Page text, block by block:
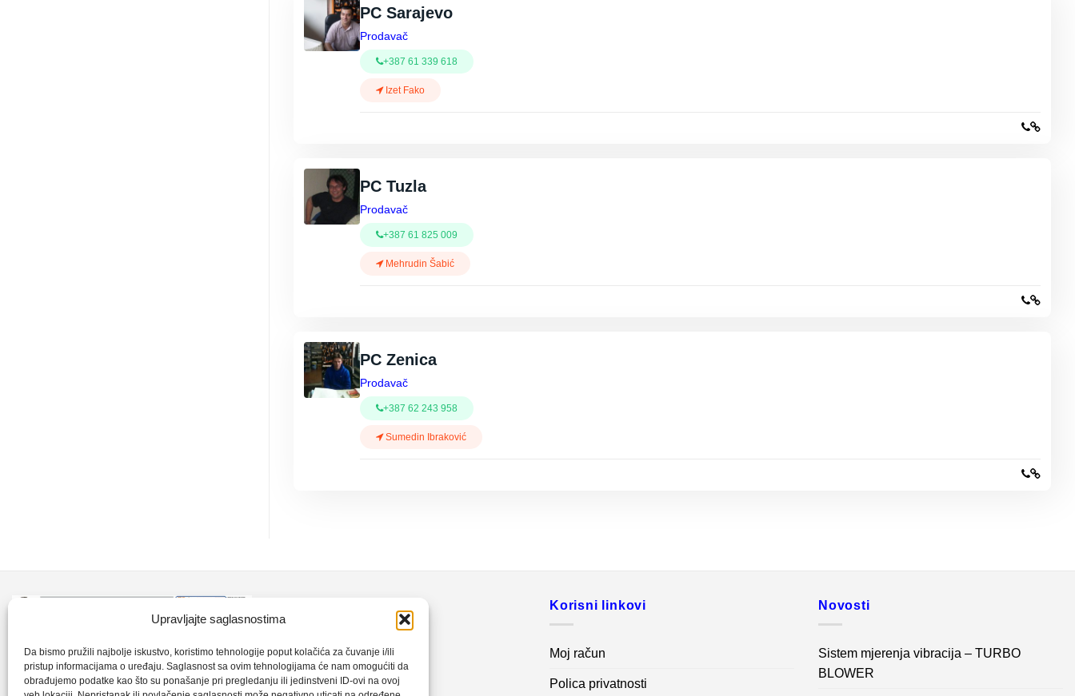
Upravljajte saglasnostima
Da bismo pružili najbolje iskustvo, koristimo tehnologije poput kolačića za čuvanje i/ili
pristup informacijama o uređaju. Saglasnost sa ovim tehnologijama će nam omogućiti da
obrađujemo podatke kao što su ponašanje pri pregledanju ili jedinstveni ID-ovi na ovoj
PC Sarajevo
Prodavač
+387 61 339 618
Izet Fako
PC Tuzla
Prodavač
+387 61 825 009
Mehrudin Šabić
PC Zenica
Prodavač
+387 62 243 958
Sumedin Ibraković
CLK-Interpromet d.o.o. posluje u sastavu
grupe SKF distributera od 1996. godine,
gdje s ponosom mozemo reci da smo
+387 35 720 560
clkm@bih.net.ba
Korisni linkovi
Moj račun
Polica privatnosti
Novosti
Sistem mjerenja vibracija – TURBO
BLOWER